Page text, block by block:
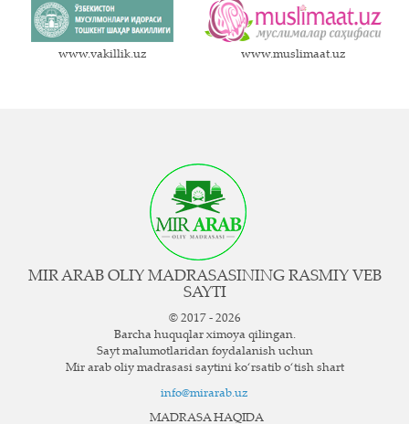
www.vakillik.uz www.muslimaat.uz
MIR ARAB OLIY MADRASASINING RASMIY VEB
SAYTI
© 2017 - 2026
Barcha huquqlar ximoya qilingan.
Sayt ma`lumotlaridan foydalanish uchun
Mir arab oliy madrasasi saytini ko‘rsatib o‘tish shart
info@mirarab.uz
MADRASA HAQIDA